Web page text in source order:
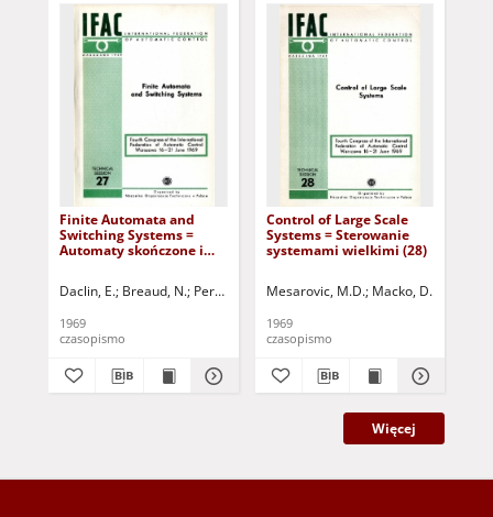
Finite Automata and
Switching Systems =
Automaty skończone i
Daclin, E. Breaud, N. Perrin, J.P. Denouette, M. Zander, H.J.
1969
czasopismo
Control of Large Scale
Systems = Sterowanie
systemami wielkimi (28)
Mesarovic, M.D. Macko, D.
1969
czasopismo
Więcej